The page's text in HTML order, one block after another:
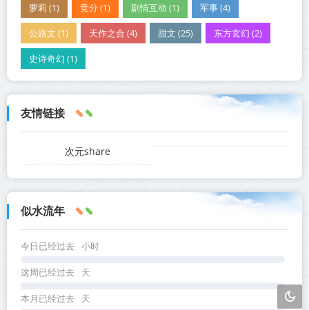
萝莉 (1) 竞分 (1) 剧情互动 (1) 军事 (4)
公路文 (1) 天作之合 (4) 甜文 (25) 东方玄幻 (2)
史诗奇幻 (1)
友情链接
次元share
似水流年
今日已经过去 小时
这周已经过去 天
本月已经过去 天